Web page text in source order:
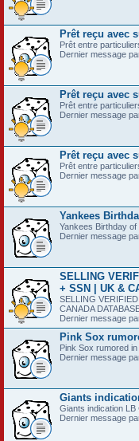
Prêt reçu avec
Prêt entre
Dernier message
Prêt reçu avec
Prêt entre
Dernier message
Prêt reçu avec
Prêt entre
Dernier message
Yankees
Yankees Birthday
Dernier message
SELLING
+ SSN | UK &
SELLING
CANADA
Dernier message
Pink Sox
Pink Sox rumored
Dernier message
Giants
Giants indication
Dernier message